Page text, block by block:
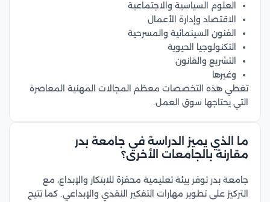
العلوم السياسية والاجتماعية
الاقتصاد وإدارة الأعمال
الفنون السينمائية والمسرحية
التكنولوجيا الحيوية
التشريع والقانون
وغيرها
تغطي هذه التخصصات معظم المجالات المهنية المعاصرة
التي يحتاجها سوق العمل.
ما الذي يميز الدراسة في جامعة بدر
مقارنة بالجامعات الأخرى؟
جامعة بدر توفر بيئة تعليمية محفزة للابتكار والإبداع، مع
التركيز على تطوير مهارات التفكير النقدي والإبداعي. كما تتيح